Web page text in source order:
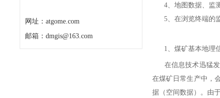
网址：atgome.com
邮箱：dmgis@163.com
4、地图数据、监测
5、在浏览终端的监
1、煤矿基本地理
在信息技术迅猛发
在煤矿日常生产中，
据（空间数据）。由